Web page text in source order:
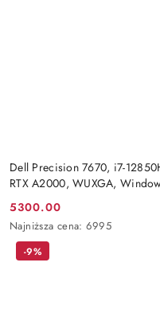
Dell Precision 7670, i7-
RTX A2000, WUXGA,
Cena
promocyjna:
5300.00
Najniższa
cena
Najniższa cena: 6995
-9%